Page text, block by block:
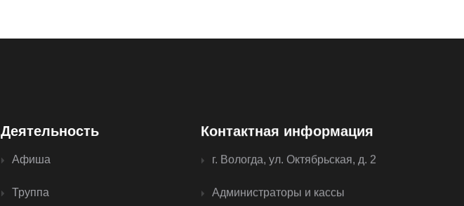
Деятельность
Афиша
Труппа
Контактная информация
г. Вологда, ул. Октябрьская, д. 2
Администраторы и кассы